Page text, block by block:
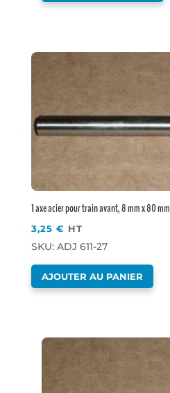
1 axe acier pour train avant, 8 mm x 80 mm
3,25€ HT
SKU: ADJ 611-27
AJOUTER AU PANIER